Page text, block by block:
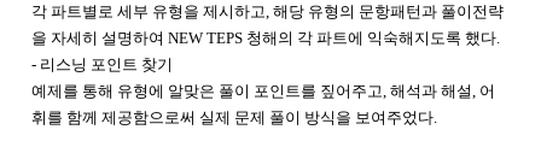
각 파트별로 세부 유형을 제시하고, 해당 유형의 문항패턴과 풀이전략
을 자세히 설명하여 NEW TEPS 청해의 각 파트에 익숙해지도록 했다.
- 리스닝 포인트 찾기
예제를 통해 유형에 알맞은 풀이 포인트를 짚어주고, 해석과 해설, 어
휘를 함께 제공함으로써 실제 문제 풀이 방식을 보여주었다.